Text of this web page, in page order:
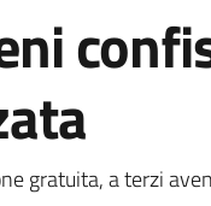
gratuita, a terzi